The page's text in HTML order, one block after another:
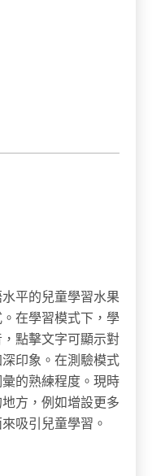
平的兒童學習水果
在學習模式下，學
點擊文字可顯示對
印象。在測驗模式
的熟練程度。現時
方，例如增設更多
吸引兒童學習。